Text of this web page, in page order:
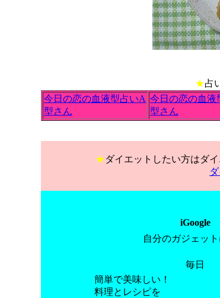
★占
今日の恋の血液型占いA
型さん
今日の恋の血液
型さん
★ダイエットしたい方はダ
iGoogle
自分のガジェッ
毎日
簡単で美味しい！
料理とレシピを